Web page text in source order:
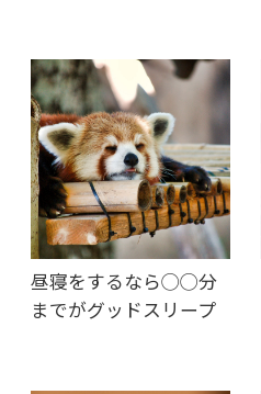
昼寝をするなら◯◯分
までがグッドスリープ